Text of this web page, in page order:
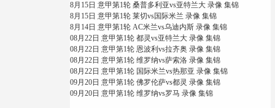
8月15日 意甲第1轮 桑普多利亚vs亚特兰大 录像 集锦
8月15日 意甲第1轮 莱切vs国际米兰 录像 集锦
8月14日 意甲第1轮 AC米兰vs乌迪内斯 录像 集锦
08月22日 意甲第1轮 都灵vs亚特兰大 录像 集锦
08月22日 意甲第1轮 恩波利vs拉齐奥 录像 集锦
08月22日 意甲第1轮 维罗纳vs萨索洛 录像 集锦
08月22日 意甲第1轮 国际米兰vs热那亚 录像 集锦
09月20日 意甲第1轮 佛罗伦萨vs都灵 录像 集锦
09月20日 意甲第1轮 维罗纳vs罗马 录像 集锦